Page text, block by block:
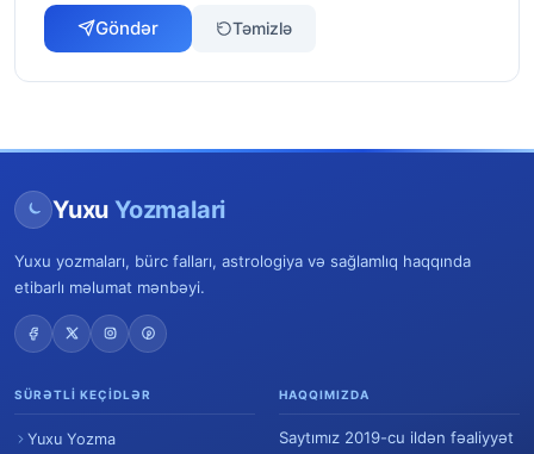
Göndər Təmizlə
Yuxu Yozmalari
Yuxu yozmaları, bürc falları, astrologiya və sağlamlıq haqqında
etibarlı məlumat mənbəyi.
SÜRƏTLI KEÇIDLƏR
Yuxu Yozma
HAQQIMIZDA
Saytımız 2019-cu ildən fəaliyyət